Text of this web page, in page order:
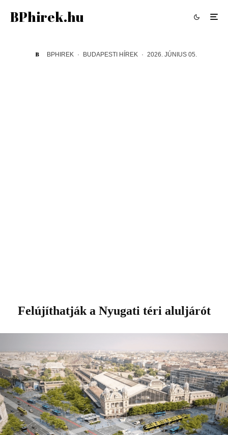
BPhirek.hu
BPHIREK · BUDAPESTI HÍREK · 2026. JÚNIUS 05.
Felújíthatják a Nyugati téri aluljárót